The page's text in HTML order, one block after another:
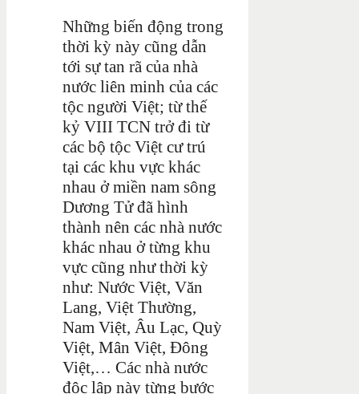
Những biến động trong
thời kỳ này cũng dẫn
tới sự tan rã của nhà
nước liên minh của các
tộc người Việt; từ thế
kỷ VIII TCN trở đi từ
các bộ tộc Việt cư trú
tại các khu vực khác
nhau ở miền nam sông
Dương Tử đã hình
thành nên các nhà nước
khác nhau ở từng khu
vực cũng như thời kỳ
như: Nước Việt, Văn
Lang, Việt Thường,
Nam Việt, Âu Lạc, Quỳ
Việt, Mân Việt, Đông
Việt,… Các nhà nước
độc lập này từng bước